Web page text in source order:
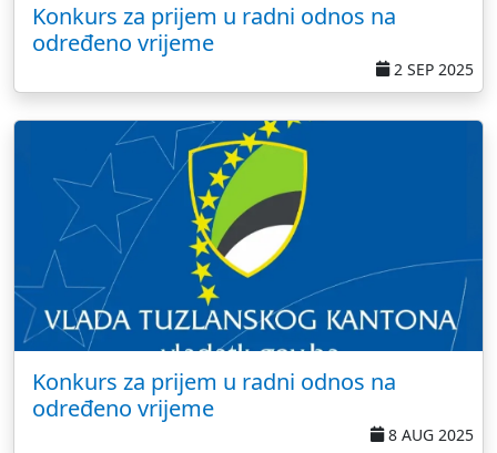
Konkurs za prijem u radni odnos na
određeno vrijeme
2 SEP 2025
Konkurs za prijem u radni odnos na
određeno vrijeme
8 AUG 2025